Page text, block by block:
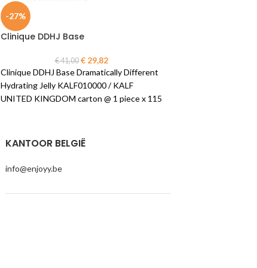
-27%
Clinique DDHJ Base
€41,00 €29,82
Clinique DDHJ Base Dramatically Different
Hydrating Jelly KALF010000 / KALF
UNITED KINGDOM carton @ 1 piece x 115
KANTOOR BELGIË
info@enjoyy.be